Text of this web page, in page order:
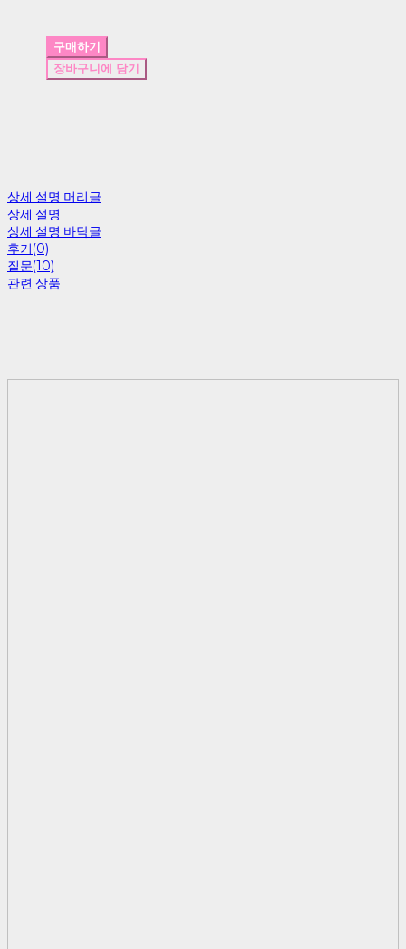
구매하기
장바구니에 담기
상세 설명 머리글
상세 설명
상세 설명 바닥글
후기(0)
질문(10)
관련 상품